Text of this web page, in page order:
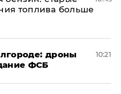
топлива больше
дроны
ФСБ
10:21